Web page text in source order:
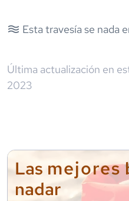
Esta travesía se nada
Última actualización en
2023
Las mejores
nadar